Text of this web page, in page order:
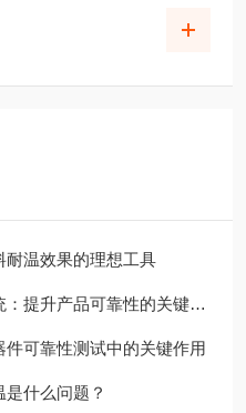
耐温效果的理想工具
升产品可靠性的关键技术
可靠性测试中的关键作用
什么问题？